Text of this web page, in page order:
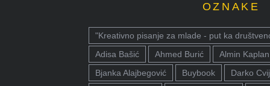
OZNAKE
"Kreativno pisanje za mlade - put ka
Adisa Bašić
Ahmed Burić Almin Kaplan
Bjanka Alajbegović
Buybook Darko